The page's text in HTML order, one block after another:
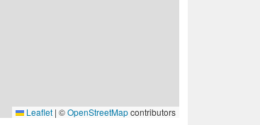
Leaflet | ©OpenStreetMapcontributors